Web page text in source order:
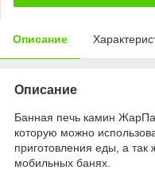
Описание
Описание
Банная печь камин
которую можно
приготовления еды, а
мобильных банях.